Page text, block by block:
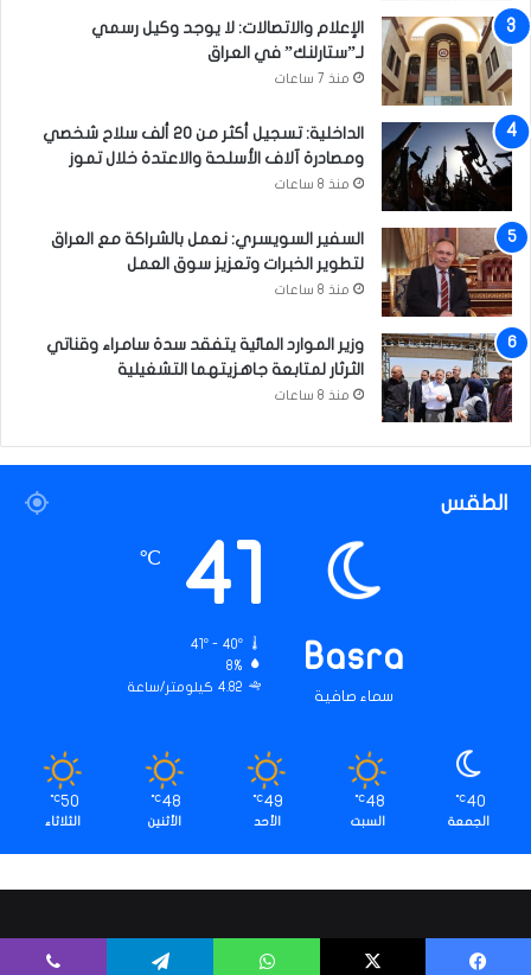
الإعلام والاتصالات: لا يوجد وكيل رسمي
لـ”ستارلنك” في العراق
منذ 7 ساعات
الداخلية: تسجيل أكثر من 20 ألف سلاح شخصي
ومصادرة آلاف الأسلحة والاعتدة خلال تموز
منذ 8 ساعات
السفير السويسري: نعمل بالشراكة مع العراق
لتطوير الخبرات وتعزيز سوق العمل
منذ 8 ساعات
وزير الموارد المائية يتفقد سدة سامراء وقناتي
الثرثار لمتابعة جاهزيتهما التشغيلية
منذ 8 ساعات
الطقس
Basra
سماء صافية
41
℃
41º - 40º
8%
4.82 كيلومتر/ساعة
40
℃
الجمعة
48
℃
السبت
49
℃
الأحد
48
℃
الأثنين
50
℃
الثلاثاء